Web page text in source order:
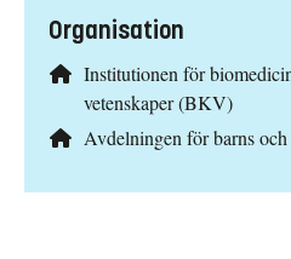
Organisation
Institutionen för
vetenskaper (BKV)
Avdelningen för barns